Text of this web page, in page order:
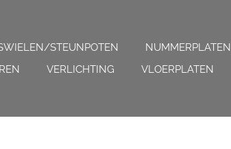
STEUNPOTEN NUMMERPLATEN
VERLICHTING VLOERPLATEN